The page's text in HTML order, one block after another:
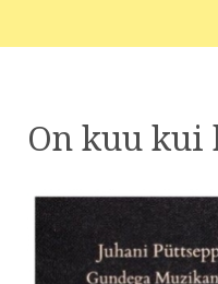
On kuu kui